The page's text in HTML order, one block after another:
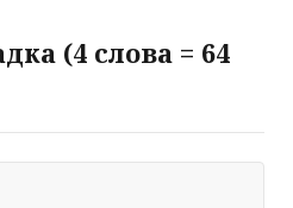
(4 слова = 64